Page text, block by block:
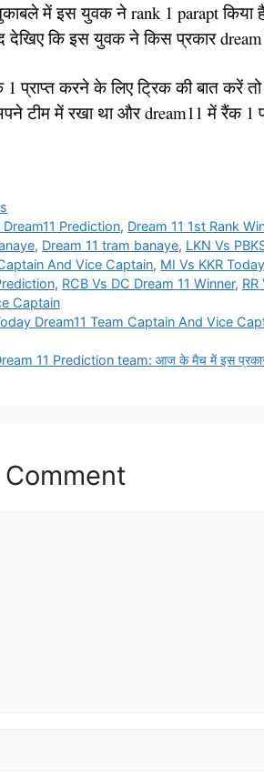
में इस युवक ने rank 1 parapt
देखिए कि इस युवक ने किस प्रकार
प्राप्त करने के लिए ट्रिक की बात करें
टीम में रखा था और dream11 में रैंक 1
Dream11 Prediction, Dream 11 1st Rank
, Dream 11 tram banaye, LKN Vs
And Vice Captain, MI Vs KKR
, RCB Vs DC Dream 11 Winner,
Captain
Dream11 Team Captain And Vice
11 Prediction team: आज के मैच में इस प्रकार
Comment